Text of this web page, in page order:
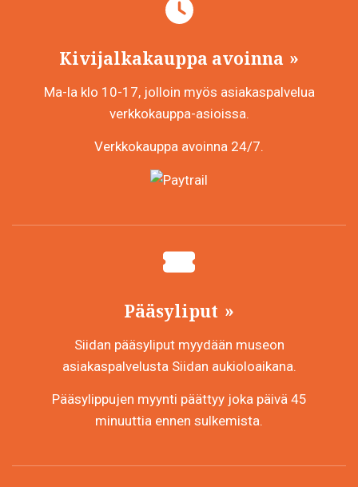
Kivijalkakauppa avoinna
Ma-la klo 10-17, jolloin myös asiakaspalvelua
verkkokauppa-asioissa.
Verkkokauppa avoinna 24/7.
Pääsyliput
Siidan pääsyliput myydään museon
asiakaspalvelusta Siidan aukioloaikana.
Pääsylippujen myynti päättyy joka päivä 45
minuuttia ennen sulkemista.